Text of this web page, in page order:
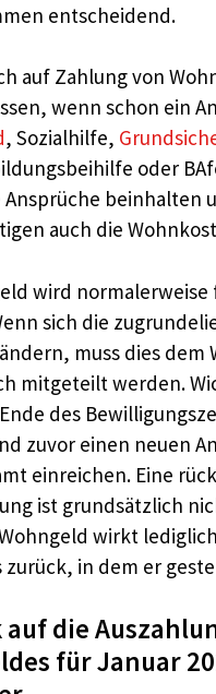
entscheidend.
auf Zahlung von
wenn schon ein
, Sozialhilfe,
oder
Ansprüche beinhalten
auch die
wird
sich die
muss dies dem
mitgeteilt werden.
des
zuvor einen neuen
einreichen. Eine
ist grundsätzlich
wirkt
zurück, in dem er
die
für Januar